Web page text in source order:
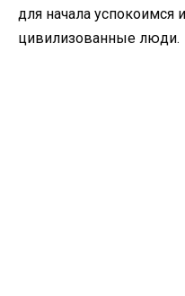
для начала успокоимся
цивилизованные люди.